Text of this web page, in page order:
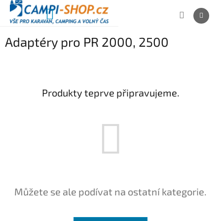
Přejít
obsah
NÁKUPNÍ
Adaptéry pro PR 2000, 2500
Produkty teprve připravujeme.
Můžete se ale podívat na ostatní kategorie.